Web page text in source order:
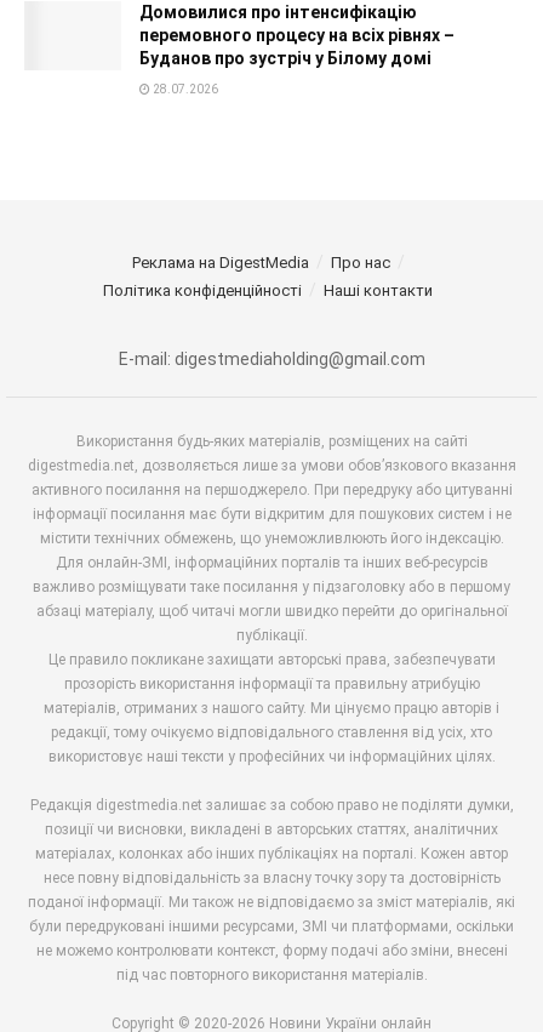
Домовилися про інтенсифікацію
перемовного процесу на всіх рівнях –
Буданов про зустріч у Білому домі
28.07.2026
Реклама на DigestMedia
Про нас
Політика конфіденційності
Наші контакти
E-mail: digestmediaholding@gmail.com
Використання будь-яких матеріалів, розміщених на сайті
digestmedia.net, дозволяється лише за умови обов’язкового вказання
активного посилання на першоджерело. При передруку або цитуванні
інформації посилання має бути відкритим для пошукових систем і не
містити технічних обмежень, що унеможливлюють його індексацію.
Для онлайн-ЗМІ, інформаційних порталів та інших веб-ресурсів
важливо розміщувати таке посилання у підзаголовку або в першому
абзаці матеріалу, щоб читачі могли швидко перейти до оригінальної
публікації.
Це правило покликане захищати авторські права, забезпечувати
прозорість використання інформації та правильну атрибуцію
матеріалів, отриманих з нашого сайту. Ми цінуємо працю авторів і
редакції, тому очікуємо відповідального ставлення від усіх, хто
використовує наші тексти у професійних чи інформаційних цілях.
Редакція digestmedia.net залишає за собою право не поділяти думки,
позиції чи висновки, викладені в авторських статтях, аналітичних
матеріалах, колонках або інших публікаціях на порталі. Кожен автор
несе повну відповідальність за власну точку зору та достовірність
поданої інформації. Ми також не відповідаємо за зміст матеріалів, які
були передруковані іншими ресурсами, ЗМІ чи платформами, оскільки
не можемо контролювати контекст, форму подачі або зміни, внесені
під час повторного використання матеріалів.
Copyright © 2020-2026 Новини України онлайн